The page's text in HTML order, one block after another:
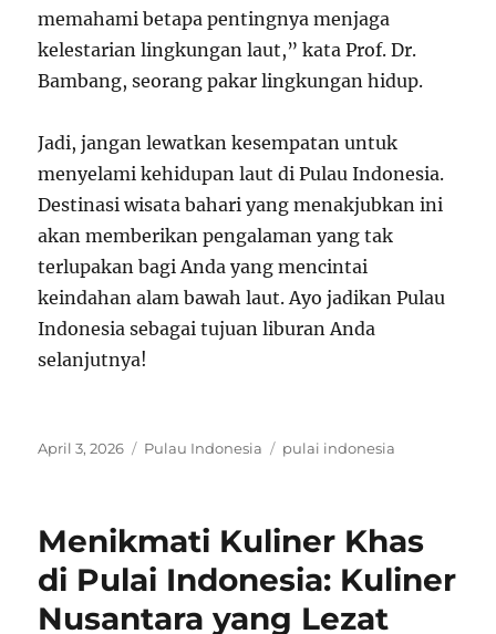
memahami betapa pentingnya menjaga
kelestarian lingkungan laut,” kata Prof. Dr.
Bambang, seorang pakar lingkungan hidup.
Jadi, jangan lewatkan kesempatan untuk
menyelami kehidupan laut di Pulau Indonesia.
Destinasi wisata bahari yang menakjubkan ini
akan memberikan pengalaman yang tak
terlupakan bagi Anda yang mencintai
keindahan alam bawah laut. Ayo jadikan Pulau
Indonesia sebagai tujuan liburan Anda
selanjutnya!
Posted
April 3, 2026 Categories
Pulau Indonesia Tags
pulai indonesia
Menikmati Kuliner Khas
di Pulai Indonesia: Kuliner
Nusantara yang Lezat